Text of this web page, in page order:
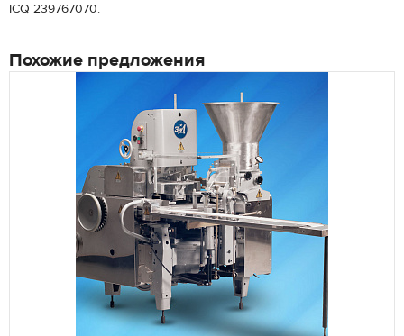
IСQ 239767070.
Похожие предложения